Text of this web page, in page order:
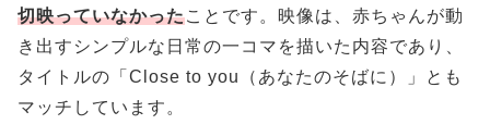
切映っていなかったことです。映像は、赤ちゃんが動
き出すシンプルな日常の一コマを描いた内容であり、
タイトルの「Close to you（あなたのそばに）」とも
マッチしています。